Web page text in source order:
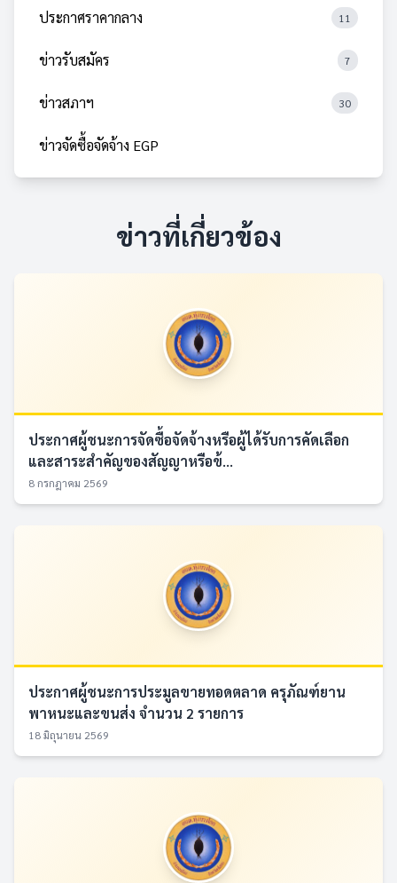
ประกาศราคากลาง 11
ข่าวรับสมัคร 7
ข่าวสภาฯ 30
ข่าวจัดซื้อจัดจ้าง EGP
ข่าวที่เกี่ยวข้อง
ประกาศผู้ชนะการจัดซื้อจัดจ้างหรือผู้ได้รับการคัดเลือก
และสาระสำคัญของสัญญาหรือข้...
8 กรกฎาคม 2569
ประกาศผู้ชนะการประมูลขายทอดตลาด ครุภัณฑ์ยาน
พาหนะและขนส่ง จำนวน 2 รายการ
18 มิถุนายน 2569